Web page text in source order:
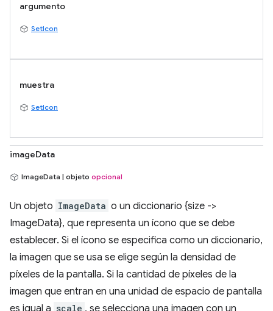
argumento
SetIcon
muestra
SetIcon
imageData
ImageData | objeto opcional
Un objeto ImageData o un diccionario {size ->
ImageData}, que representa un ícono que se debe
establecer. Si el ícono se especifica como un diccionario,
la imagen que se usa se elige según la densidad de
píxeles de la pantalla. Si la cantidad de píxeles de la
imagen que entran en una unidad de espacio de pantalla
es igual a scale , se selecciona una imagen con un